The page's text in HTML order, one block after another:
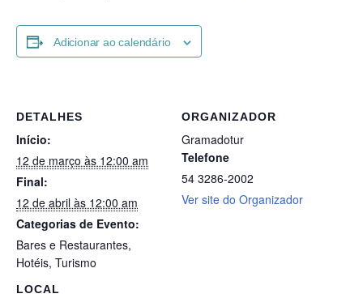
Adicionar ao calendário
DETALHES
Início:
12 de março às 12:00 am
Final:
12 de abril às 12:00 am
Categorias de Evento:
Bares e Restaurantes,
Hotéis, Turismo
LOCAL
ORGANIZADOR
Gramadotur
Telefone
54 3286-2002
Ver site do Organizador